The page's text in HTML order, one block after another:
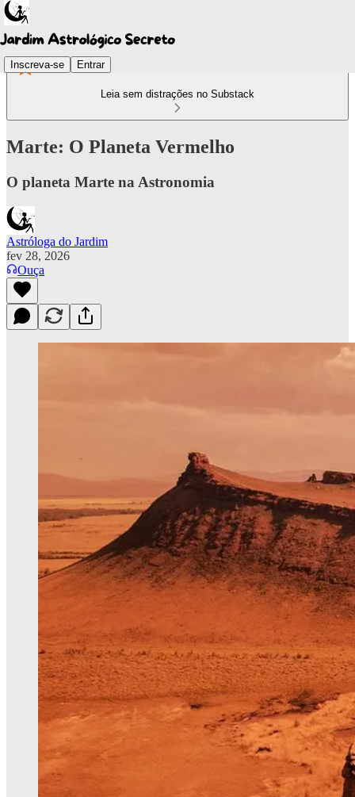
Inscreva-se Entrar
Leia sem distrações no Substack
Marte: O Planeta Vermelho
O planeta Marte na Astronomia
Astróloga do Jardim
fev 28, 2026
Ouça